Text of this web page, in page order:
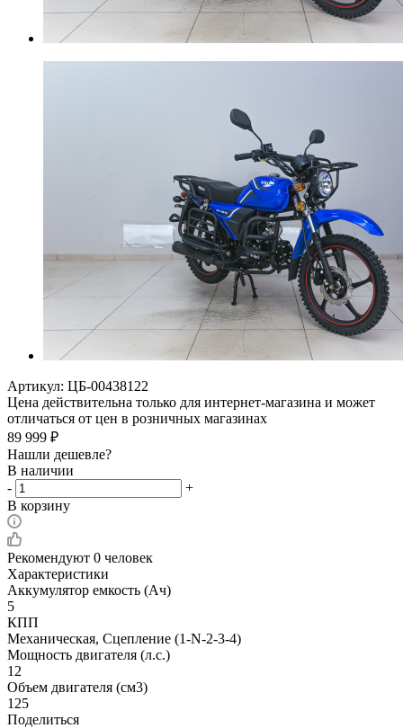
Артикул: ЦБ-00438122
Цена действительна только для интернет-магазина и может
отличаться от цен в розничных магазинах
89 999 ₽
Нашли дешевле?
В наличии
-
+
В корзину
Рекомендуют 0 человек
Характеристики
Аккумулятор емкость (Ач)
5
КПП
Механическая, Сцепление (1-N-2-3-4)
Мощность двигателя (л.с.)
12
Объем двигателя (см3)
125
Поделиться